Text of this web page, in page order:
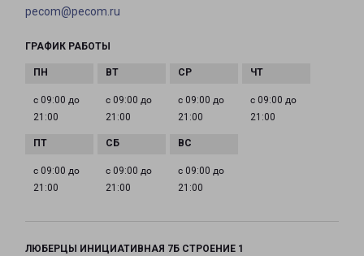
pecom@pecom.ru
ГРАФИК РАБОТЫ
с 09:00 до
21:00
с 09:00 до
21:00
с 09:00 до
21:00
с 09:00 до
21:00
с 09:00 до
21:00
с 09:00 до
21:00
с 09:00 до
21:00
ЛЮБЕРЦЫ ИНИЦИАТИВНАЯ 7Б СТРОЕНИЕ 1